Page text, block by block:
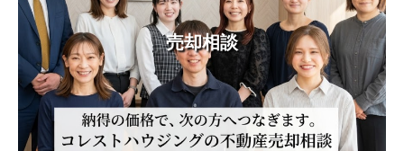
売却相談